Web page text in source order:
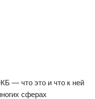
— что это и что к ней
сферах